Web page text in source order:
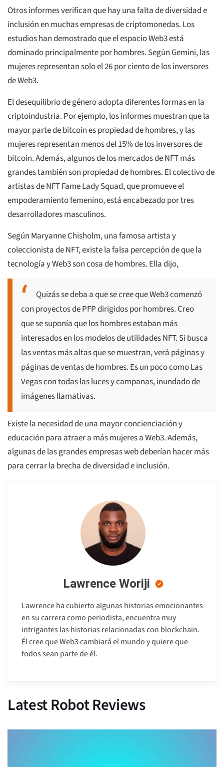
Otros informes verifican que hay una falta de diversidad e
inclusión en muchas empresas de criptomonedas. Los
estudios han demostrado que el espacio Web3 está
dominado principalmente por hombres. Según Gemini, las
mujeres representan solo el 26 por ciento de los inversores
de Web3.
El desequilibrio de género adopta diferentes formas en la
criptoindustria. Por ejemplo, los informes muestran que la
mayor parte de bitcoin es propiedad de hombres, y las
mujeres representan menos del 15% de los inversores de
bitcoin. Además, algunos de los mercados de NFT más
grandes también son propiedad de hombres. El colectivo de
artistas de NFT Fame Lady Squad, que promueve el
empoderamiento femenino, está encabezado por tres
desarrolladores masculinos.
Según Maryanne Chisholm, una famosa artista y
coleccionista de NFT, existe la falsa percepción de que la
tecnología y Web3 son cosa de hombres. Ella dijo,
Quizás se deba a que se cree que Web3 comenzó
con proyectos de PFP dirigidos por hombres. Creo
que se suponía que los hombres estaban más
interesados en los modelos de utilidades NFT. Si busca
las ventas más altas que se muestran, verá páginas y
páginas de ventas de hombres. Es un poco como Las
Vegas con todas las luces y campanas, inundado de
imágenes llamativas.
Existe la necesidad de una mayor concienciación y
educación para atraer a más mujeres a Web3. Además,
algunas de las grandes empresas web deberían hacer más
para cerrar la brecha de diversidad e inclusión.
Lawrence Woriji
Lawrence ha cubierto algunas historias emocionantes
en su carrera como periodista, encuentra muy
intrigantes las historias relacionadas con blockchain.
Él cree que Web3 cambiará el mundo y quiere que
todos sean parte de él.
Latest Robot Reviews